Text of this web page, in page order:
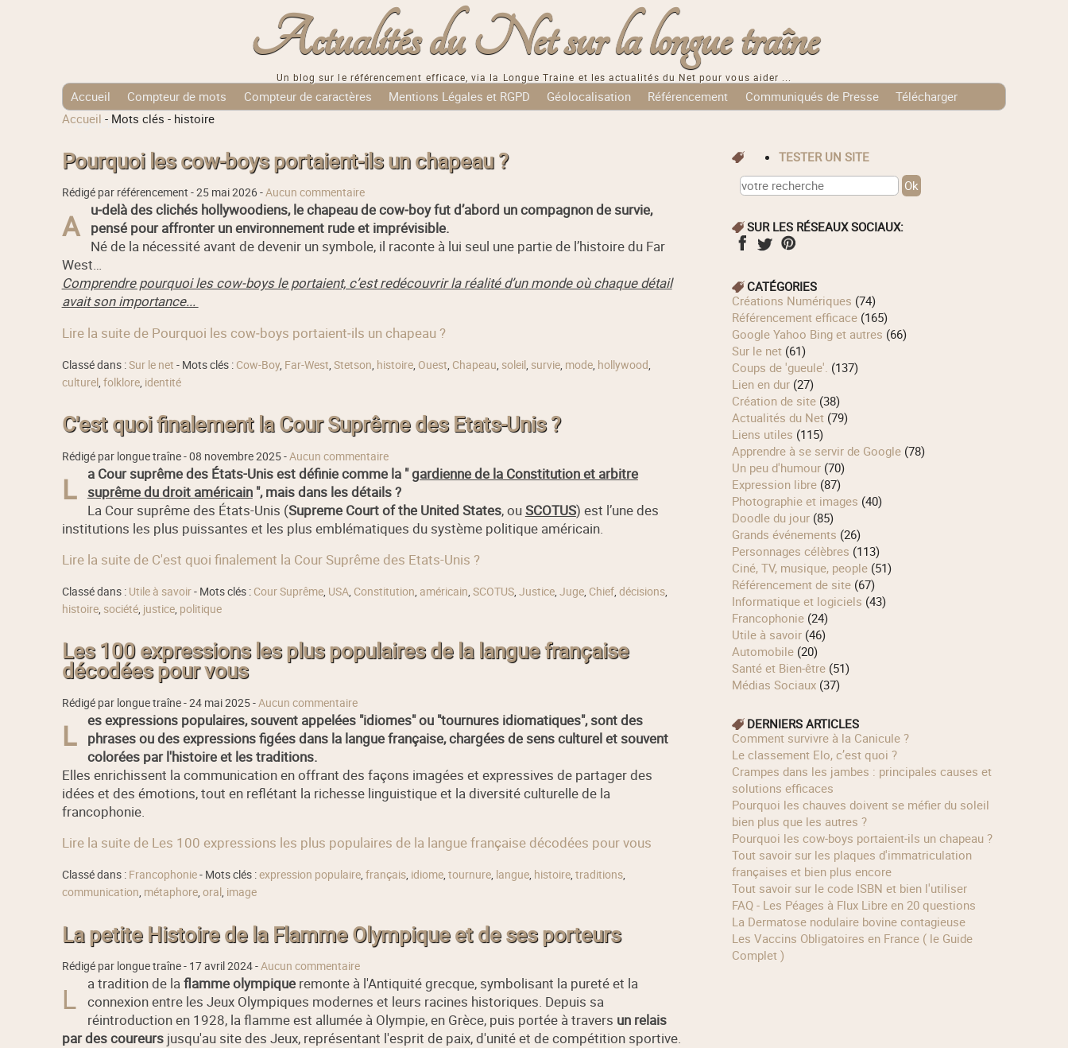
Actualités du Net sur la longue traîne
Un blog sur le référencement efficace, via la Longue Traine et les actualités du Net pour vous aider ...
Accueil Compteur de mots Compteur de caractères Mentions Légales et RGPD Géolocalisation Référencement Communiqués de Presse
Télécharger
Tags Cloud
Accueil - Mots clés - histoire
Pourquoi les cow‑boys portaient‑ils un chapeau ?
Rédigé par référencement -25 mai 2026-Aucun commentaire
A
u‑delà des clichés hollywoodiens, le chapeau de cow‑boy fut d’abord un compagnon de survie,
pensé pour affronter un environnement rude et imprévisible.
Né de la nécessité avant de devenir un symbole, il raconte à lui seul une partie de l’histoire du Far
West…
Comprendre pourquoi les cow‑boys le portaient, c’est redécouvrir la réalité d’un monde où chaque détail
avait son importance...
Lire la suite de Pourquoi les cow‑boys portaient‑ils un chapeau ?
Classé dans :Sur le net - Mots clés : Cow-Boy, Far-West, Stetson, histoire, Ouest, Chapeau, soleil, survie, mode, hollywood,
culturel, folklore, identité
C'est quoi finalement la Cour Suprême des Etats-Unis ?
Rédigé par longue traîne -08 novembre 2025-Aucun commentaire
L a Cour suprême des États-Unis est définie comme la "gardienne de la Constitution et arbitre
suprême du droit américain", mais dans les détails ?
La Cour suprême des États-Unis (Supreme Court of the United States, ouSCOTUS) est l’une des
institutions les plus puissantes et les plus emblématiques du système politique américain.
Lire la suite de C'est quoi finalement la Cour Suprême des Etats-Unis ?
Classé dans : Utile à savoir- Mots clés : Cour Suprême, USA, Constitution, américain, SCOTUS, Justice, Juge, Chief, décisions,
histoire, société, justice, politique
Les 100 expressions les plus populaires de la langue française
décodées pour vous
Rédigé par longue traîne -24 mai 2025-Aucun commentaire
L
es expressions populaires, souvent appelées "idiomes" ou "tournures idiomatiques", sont des
phrases ou des expressions figées dans la langue française, chargées de sens culturel et souvent
colorées par l'histoire et les traditions.
Elles enrichissent la communication en offrant des façons imagées et expressives de partager des
idées et des émotions, tout en reflétant la richesse linguistique et la diversité culturelle de la
francophonie.
Lire la suite de Les 100 expressions les plus populaires de la langue française décodées pour vous
Classé dans : Francophonie- Mots clés :expression populaire, français, idiome, tournure, langue, histoire, traditions,
communication, métaphore, oral, image
La petite Histoire de la Flamme Olympique et de ses porteurs
Rédigé par longue traîne - 17 avril 2024-Aucun commentaire
L a tradition de laflamme olympiqueremonte à l'Antiquité grecque, symbolisant la pureté et la
connexion entre les Jeux Olympiques modernes et leurs racines historiques. Depuis sa
réintroduction en 1928, la flamme est allumée à Olympie, en Grèce, puis portée à travers un relais
par des coureursjusqu'au site des Jeux, représentant l'esprit de paix, d'unité et de compétition sportive.
TESTER UN SITE
SUR LES RÉSEAUX SOCIAUX:
CATÉGORIES
Créations Numériques (74)
Référencement efficace(165)
Google Yahoo Bing et autres (66)
Sur le net(61)
Coups de 'gueule'. (137)
Lien en dur(27)
Création de site(38)
Actualités du Net(79)
Liens utiles (115)
Apprendre à se servir de Google(78)
Un peu d'humour(70)
Expression libre(87)
Photographie et images (40)
Doodle du jour(85)
Grands événements (26)
Personnages célèbres (113)
Ciné, TV, musique, people(51)
Référencement de site(67)
Informatique et logiciels (43)
Francophonie(24)
Utile à savoir(46)
Automobile(20)
Santé et Bien-être(51)
Médias Sociaux(37)
DERNIERS ARTICLES
Comment survivre à la Canicule ?
Le classement Elo, c’est quoi ?
Crampes dans les jambes : principales causes et
solutions efficaces
Pourquoi les chauves doivent se méfier du soleil
bien plus que les autres ?
Pourquoi les cow‑boys portaient‑ils un chapeau ?
Tout savoir sur les plaques d'immatriculation
françaises et bien plus encore
Tout savoir sur le code ISBN et bien l'utiliser
FAQ - Les Péages à Flux Libre en 20 questions
La Dermatose nodulaire bovine contagieuse
Les Vaccins Obligatoires en France ( le Guide
Complet )